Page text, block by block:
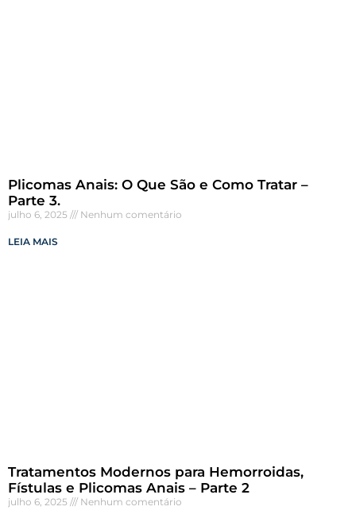
Plicomas Anais: O Que São e Como Tratar –
Parte 3.
julho 6, 2025 Nenhum comentário
LEIA MAIS
Tratamentos Modernos para Hemorroidas,
Fístulas e Plicomas Anais – Parte 2
julho 6, 2025 Nenhum comentário